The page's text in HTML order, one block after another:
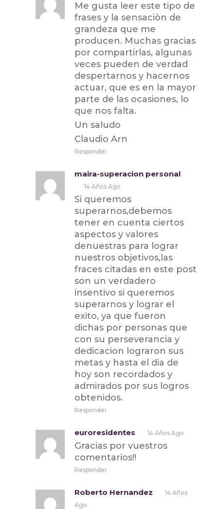
Me gusta leer este tipo de
frases y la sensaciòn de
grandeza que me
producen. Muchas gracias
por compartirlas, algunas
veces pueden de verdad
despertarnos y hacernos
actuar, que es en la mayor
parte de las ocasiones, lo
que nos falta.
Un saludo
Claudio Arn
Responder
maira-superacion personal
14 Años Ago
Si queremos
superarnos,debemos
tener en cuenta ciertos
aspectos y valores
denuestras para lograr
nuestros objetivos,las
fraces citadas en este post
son un verdadero
insentivo si queremos
superarnos y lograr el
exito, ya que fueron
dichas por personas que
con su perseverancia y
dedicacion lograron sus
metas y hasta el dia de
hoy son recordados y
admirados por sus logros
obtenidos.
Responder
euroresidentes 14 Años Ago
Gracias por vuestros
comentarios!!
Responder
Roberto Hernandez
14 Años
Ago